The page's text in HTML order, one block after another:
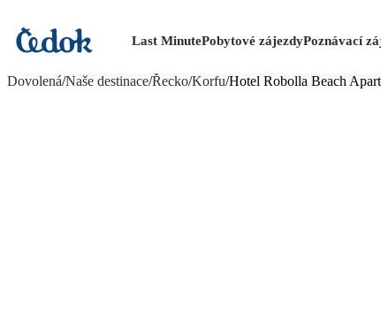
Last MinutePobytové zájezdyPoznávací
Dovolená/Naše destinace/Řecko/Korfu/Hotel Robolla Beach